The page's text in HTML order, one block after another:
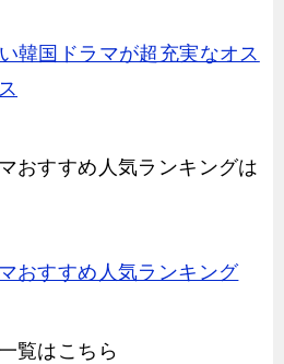
韓国ドラマが超充実なオス
おすすめ人気ランキングは
おすすめ人気ランキング
覧はこちら